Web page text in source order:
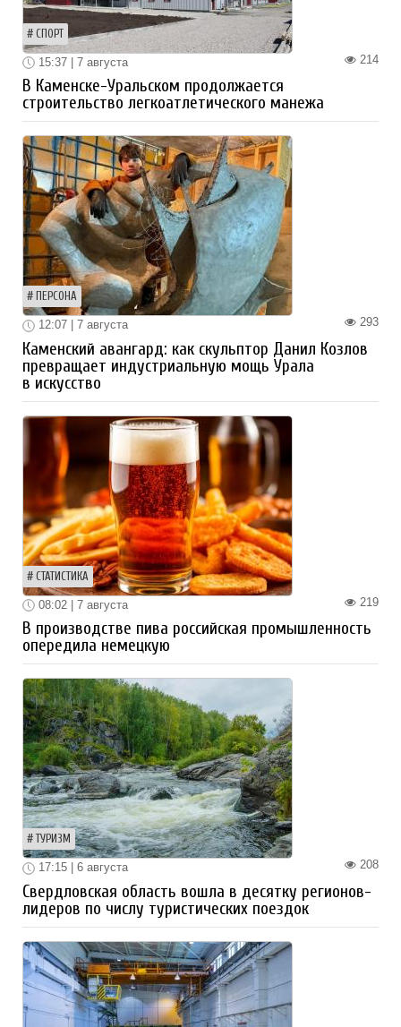
СПОРТ
214
15:37 | 7 августа
В Каменске-Уральском продолжается
строительство легкоатлетического манежа
ПЕРСОНА
293
12:07 | 7 августа
Каменский авангард: как скульптор Данил Козлов
превращает индустриальную мощь Урала
в искусство
СТАТИСТИКА
219
08:02 | 7 августа
В производстве пива российская промышленность
опередила немецкую
ТУРИЗМ
208
17:15 | 6 августа
Свердловская область вошла в десятку регионов-
лидеров по числу туристических поездок